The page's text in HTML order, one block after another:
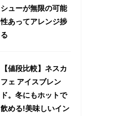
シューが無限の可能
性あってアレンジ捗
る
【値段比較】ネスカ
フェ アイスブレン
ド。冬にもホットで
飲める!美味しいイン